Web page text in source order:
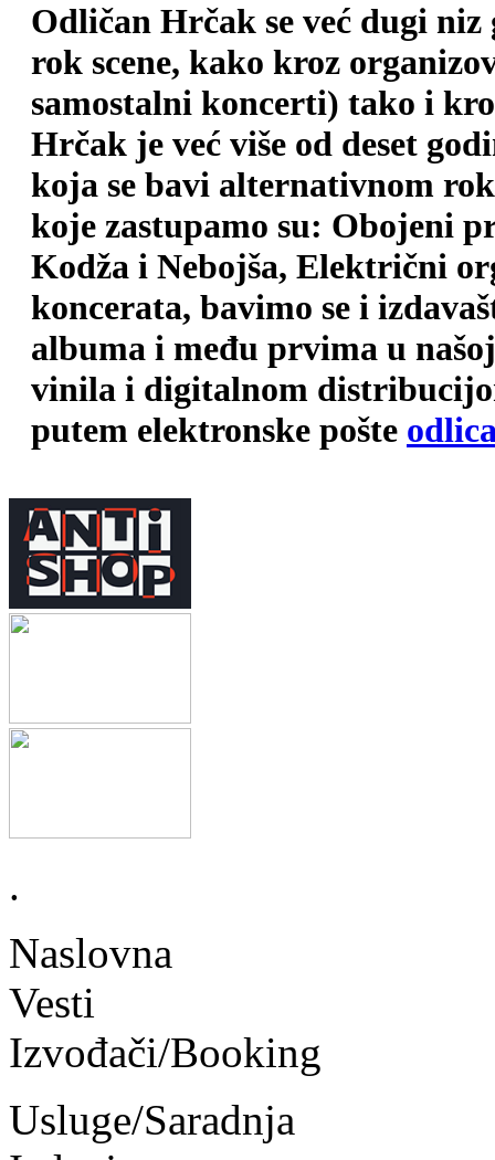
Odličan Hrčak se već dugi
rok scene, kako kroz
samostalni koncerti) tako i
Hrčak je već više od deset
koja se bavi alternativnom
koje zastupamo su: Obojeni
Kodža i Nebojša, Električni
koncerata, bavimo se i
albuma i među prvima u
vinila i digitalnom
putem elektronske pošte
.
Naslovna
Vesti
Izvođači/Booking
Usluge/Saradnja